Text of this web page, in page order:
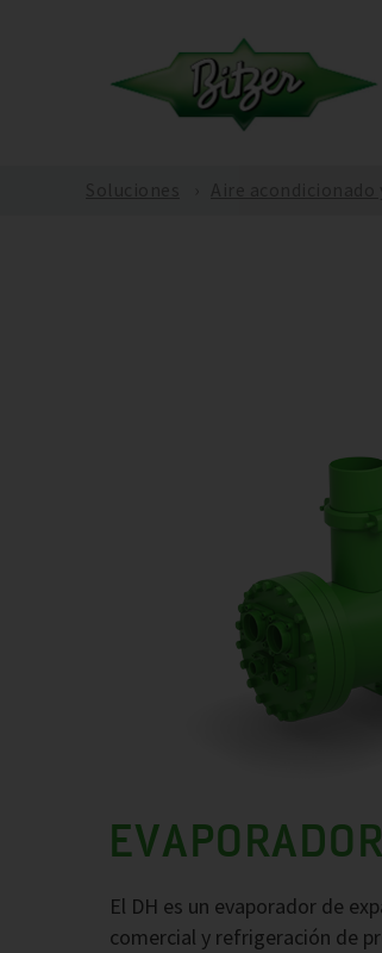
El DH es un evaporador de
comercial y refrigeración de